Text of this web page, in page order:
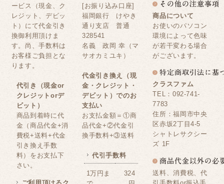
ービス（現金、ク
レジット、デビッ
ト）にて代金引き
換御利用頂けま
す。尚、手数料は
お客様ご負担とな
ります。
代引き（現金or
クレジットorデ
ビット）
商品到着時に代
金（商品代金+消
費税+送料+代金
引き換え手数
料）をお支払下
さい。
[お振り込み口座]
福岡銀行 けやき
通り支店 普通
328541
名義 政岡 幸（マ
サオカミユキ）
代金引き換え（現
金・クレジット・
デビット）でのお
支払い
お支払金額＝①商
品代金+②代金引
換手数料+③送料
代引手数料
1万円ま
324
商品について
お使いのパソコン
環境によって色味
が若干変わる場合
がございます。
クラスファム
TEL：092-741-
7783
住所：福岡市中央
区赤坂2丁目4-5
シャトレサクシー
ズ 1F
送料、消費税、代